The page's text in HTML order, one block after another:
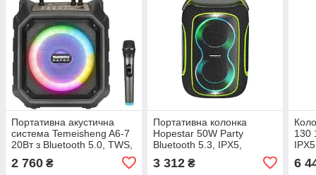
Портативна акустична
система Temeisheng A6-7
20Вт з Bluetooth 5.0, TWS,
двома мікрофонами
2 760 ₴
Портативна колонка
Hopestar 50W Party
Bluetooth 5.3, IPX5,
світломузика, акумулятор
6000 мАг, потужний звук
3 312₴
130
6